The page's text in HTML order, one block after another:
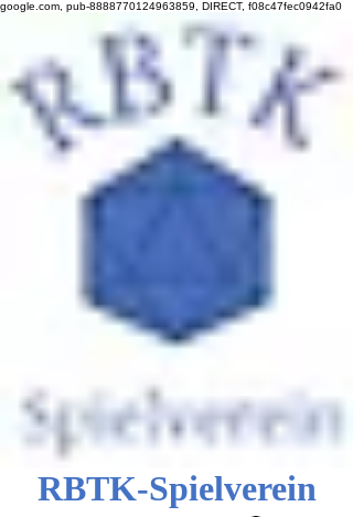
google.com, pub-8888770124963859, DIRECT, f08c47fec0942fa0
RBTK-Spielverein